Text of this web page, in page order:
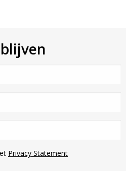
Privacy Statement